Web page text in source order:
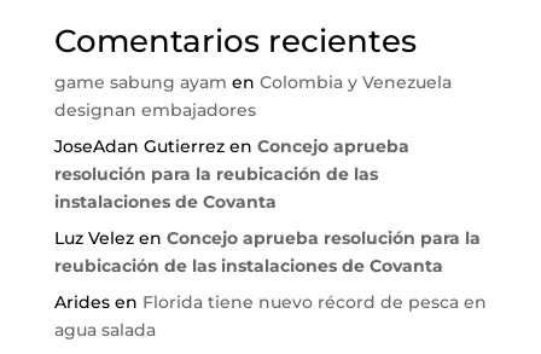
Comentarios recientes
game sabung ayam en Colombia y Venezuela
designan embajadores
JoseAdan Gutierrezen Concejo aprueba
resolución para la reubicación de las
instalaciones de Covanta
Luz Velezen Concejo aprueba resolución para la
reubicación de las instalaciones de Covanta
Aridesen Florida tiene nuevo récord de pesca en
agua salada